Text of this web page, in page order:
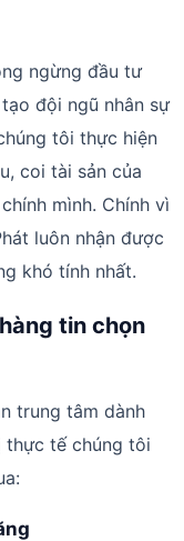
ngừng đầu tư
đội ngũ nhân sự
tôi thực hiện
coi tài sản của
mình. Chính vì
luôn nhận được
khó tính nhất.
tin chọn
trung tâm dành
thực tế chúng tôi